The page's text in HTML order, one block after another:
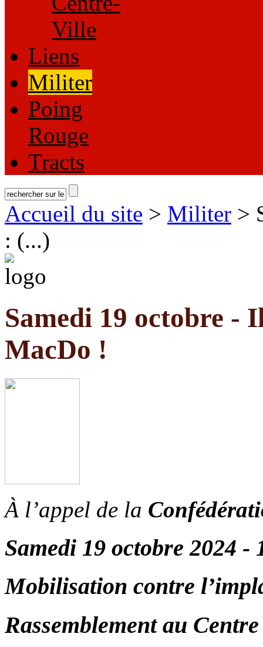
Ville
Liens
Militer
Poing
Rouge
Tracts
Accueil du site > Militer >
: (...)
Samedi 19 octobre -
MacDo !
À l’appel de la
Samedi 19 octobre 2024 -
Mobilisation contre
Rassemblement au